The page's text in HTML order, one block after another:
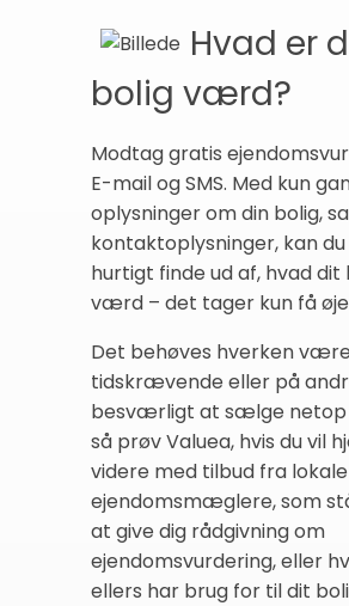
Hvad er
bolig værd?
Modtag gratis
E-mail og SMS. Med kun
oplysninger om din bolig,
kontaktoplysninger, kan
hurtigt finde ud af, hvad dit
værd – det tager kun få
Det behøves hverken
tidskrævende eller på
besværligt at sælge netop
så prøv Valuea, hvis du vil
videre med tilbud fra lokale
ejendomsmæglere, som
at give dig rådgivning om
ejendomsvurdering, eller
ellers har brug for til dit